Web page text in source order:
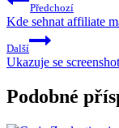
Předchozí
Kde sehnat affiliate
Další
Ukazuje se
Podobné